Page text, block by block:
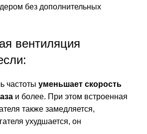
без дополнительных
вентиляция
частоты уменьшает скорость
и более. При этом встроенная
также замедляется,
ухудшается, он